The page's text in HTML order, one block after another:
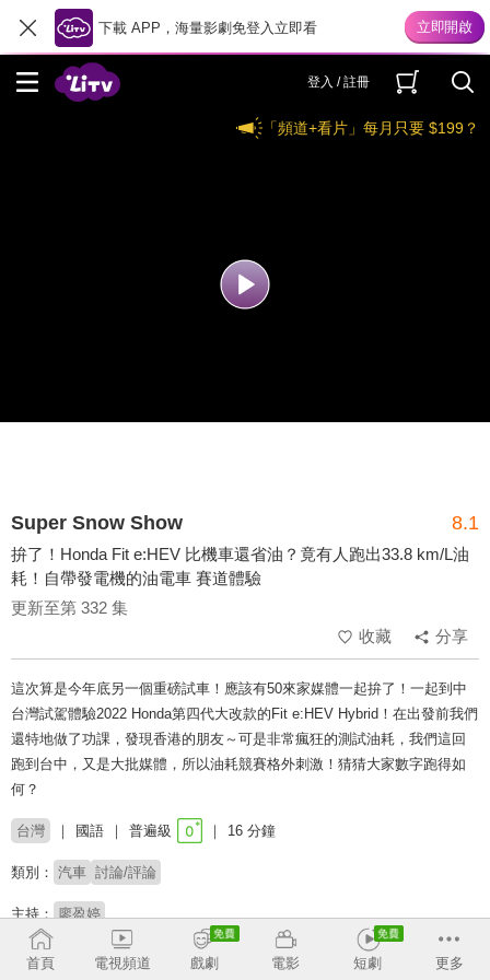
下載 APP，海量影劇免登入立即看
登入 / 註冊
「頻道+看片」每月只要 $199？
Super Snow Show 8.1
拚了！Honda Fit e:HEV 比機車還省油？竟有人跑出33.8 km/L油
耗！自帶發電機的油電車 賽道體驗
更新至第 332 集
收藏
分享
這次算是今年底另一個重磅試車！應該有50來家媒體一起拚了！一起到中
台灣試駕體驗2022 Honda第四代大改款的Fit e:HEV Hybrid！在出發前我們
還特地做了功課，發現香港的朋友～可是非常瘋狂的測試油耗，我們這回
跑到台中，又是大批媒體，所以油耗競賽格外刺激！猜猜大家數字跑得如
何？
台灣 國語 普遍級 16 分鐘
類別： 汽車 討論/評論
主持： 廖盈婷
首頁 電視頻道 戲劇 電影 短劇 更多